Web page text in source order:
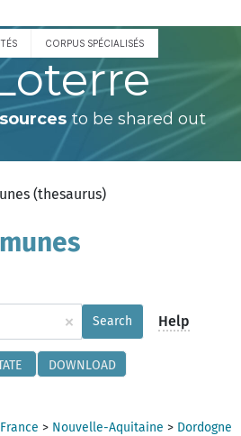
CORPUS SPÉCIALISÉS
to be shared out
(thesaurus)
× Search Help
DOWNLOAD
> Nouvelle-Aquitaine > Dordogne